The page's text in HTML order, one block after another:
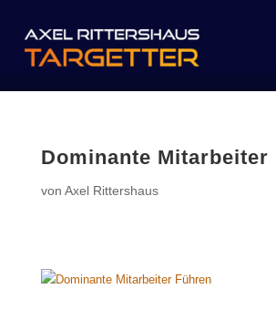
Dominante Mitarbeiter
von Axel Rittershaus